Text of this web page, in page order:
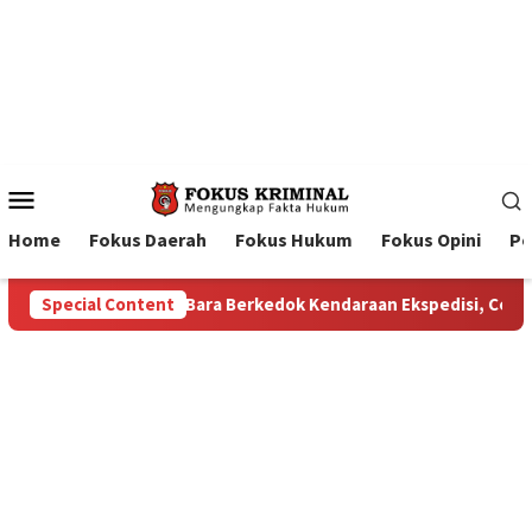
Menu
Home Fokus Daerah Fokus Hukum Fokus Opini
Special Content
Celah Pengawasan Diduga Dimanfaatkan Oknum